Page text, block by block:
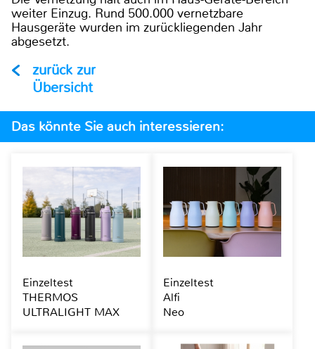
weiter Einzug. Rund 500.000 vernetzbare
Hausgeräte wurden im zurückliegenden Jahr
abgesetzt.
zurück zur
Übersicht
Das könnte Sie auch interessieren:
Einzeltest
THERMOS
ULTRALIGHT MAX
Einzeltest
Alfi
Neo